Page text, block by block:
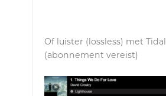
Of luister (lossless) met Tidal
(abonnement vereist)